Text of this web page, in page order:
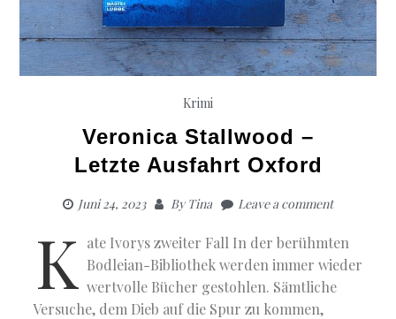
Krimi
Veronica Stallwood –
Letzte Ausfahrt Oxford
Juni 24, 2023 ByTina Leave a comment
K ate Ivorys zweiter Fall In der berühmten
Bodleian-Bibliothek werden immer wieder
wertvolle Bücher gestohlen. Sämtliche
Versuche, dem Dieb auf die Spur zu kommen,